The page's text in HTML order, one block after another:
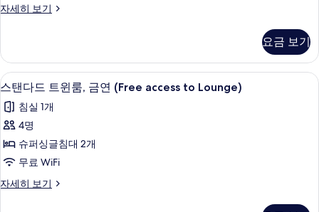
진
보
기
자세히 보기
룸,
of
House)
자
히
보
요금 보기
스
탠
다
드
트
룸,
스탠다드 트윈룸, 금연 (Free access
4
스탠다드 트윈룸, 금연 (Free access to Lounge)
침실 1개
4명
슈퍼싱글침대 2개
무료 WiFi
자세히 보기
스